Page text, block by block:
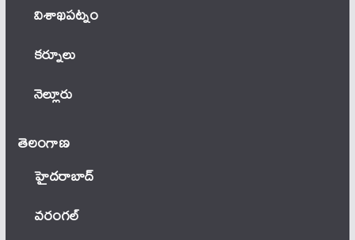
విశాఖపట్నం
కర్నూలు
నెల్లూరు
తెలంగాణ‌
హైదరాబాద్
వ‌రంగ‌ల్